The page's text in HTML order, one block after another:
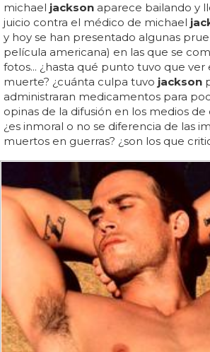
michael jackson aparece bailando y
juicio contra el médico de michael
y hoy se han presentado algunas
película americana) en las que se
fotos... ¿hasta qué punto tuvo que ver
muerte? ¿cuánta culpa tuvo jackson
administraran medicamentos para
opinas de la difusión en los medios
¿es inmoral o no se diferencia de las
muertos en guerras? ¿son los que